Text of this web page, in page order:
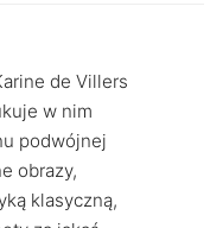
de Villers
w nim
podwójnej
obrazy,
klasyczną,